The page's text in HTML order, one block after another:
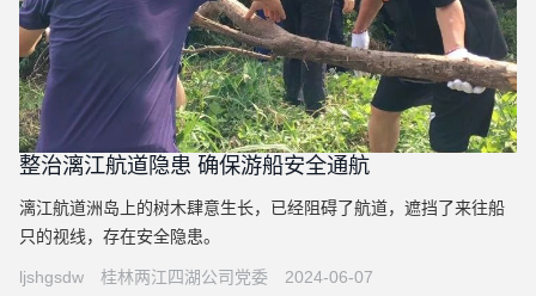
整治漓江航道隐患 确保游船安全通航
漓江航道洲岛上的树木肆意生长，已经阻碍了航道，遮挡了来往船
只的视线，存在安全隐患。
ljshgsdw 桂林两江四湖公司党委 2024-06-07